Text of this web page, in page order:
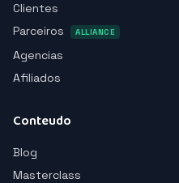
Clientes
Parceiros
ALLIANCE
Agencias
Afiliados
Conteudo
Blog
Masterclass